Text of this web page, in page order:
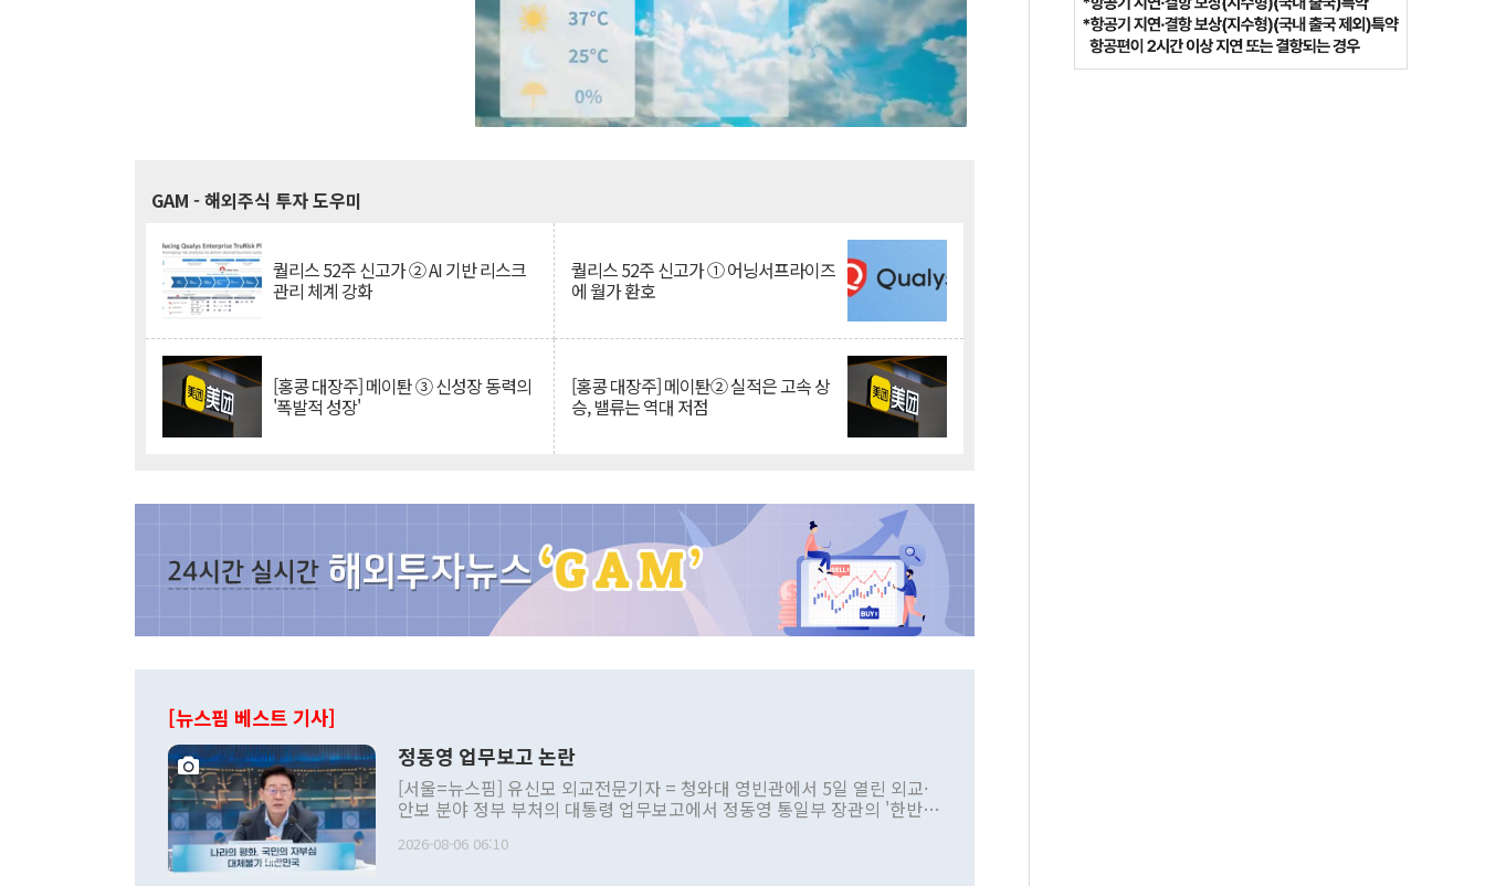
GAM - 해외주식 투자 도우미
퀄리스 52주 신고가 ② AI 기반 리스크
관리 체계 강화
퀄리스 52주 신고가 ① 어닝서프라이즈
에 월가 환호
[홍콩 대장주] 메이퇀 ③ 신성장 동력의
'폭발적 성장'
[홍콩 대장주] 메이퇀② 실적은 고속 상
승, 밸류는 역대 저점
[뉴스핌 베스트 기사]
정동영 업무보고 논란
[서울=뉴스핌] 유신모 외교전문기자 = 청와대 영빈관에서 5일 열린 외교·
안보 분야 정부 부처의 대통령 업무보고에서 정동영 통일부 장관의 '한반도
발언 중에는 정부 내 조율을 거치지 않은 사안을 정책으로 추진하겠다고 공
2026-08-06 06:10